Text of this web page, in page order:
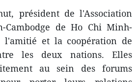
président de l'Association
Cambodge de Ho Chi Minh-
l'amitié et la coopération de
le​s deux nations. Elles
au sein des forums